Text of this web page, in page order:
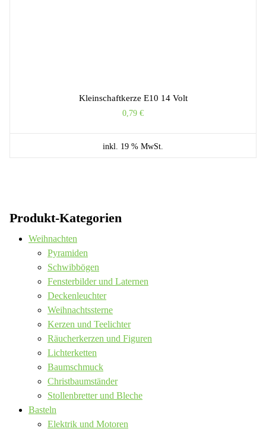
Kleinschaftkerze E10 14 Volt
0,79 €
inkl. 19 % MwSt.
Produkt-Kategorien
Weihnachten
Pyramiden
Schwibbögen
Fensterbilder und Laternen
Deckenleuchter
Weihnachtssterne
Kerzen und Teelichter
Räucherkerzen und Figuren
Lichterketten
Baumschmuck
Christbaumständer
Stollenbretter und Bleche
Basteln
Elektrik und Motoren